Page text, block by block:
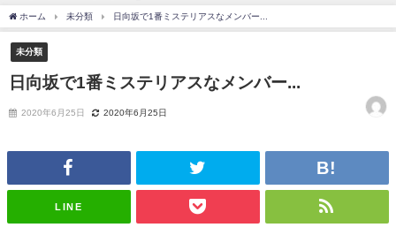
日向坂46まとめのまとめ / 【日向坂46】富田鈴花、次の事務所が決まって
そう！？
ハ！』ミーグリ日程がこちら
乃木坂あんてな ～乃木坂46・欅坂46・日向坂46のニュース・情報・話題
をピックアップ / 日向坂46卒業後初共演！佐々木久美さん、師匠オードリー若
欅坂46/日向坂46まとめのまとめ / 『anan』の表紙の櫻坂46さん、多様性
欅坂46/日向坂46まとめのまとめ / 日向坂46より重大発表！！！！
日向坂46まとめのまとめ / 【朗報】増田三莉音さんの生足
wwwwwwwwwwww
日向坂46まとめのまとめ / 筒井あやめ、アレをチラリ。こういう偶然の方
ホーム 未分類 日向坂で1番ミステリアスなメンバー...
未分類
日向坂で1番ミステリアスなメンバー...
2020年6月25日 2020年6月25日
LINE